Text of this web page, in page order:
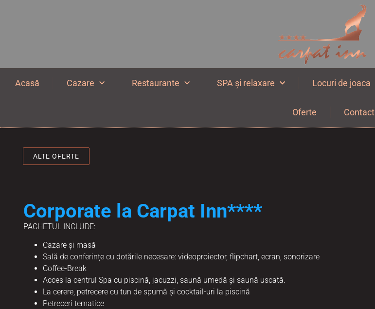
Acasă Cazare Restaurante SPA și relaxare Locuri de joaca
Oferte Contact
ALTE OFERTE
Corporate la Carpat Inn****
PACHETUL INCLUDE:
Cazare și masă
Sală de conferințe cu dotările necesare: videoproiector, flipchart, ecran, sonorizare
Coffee-Break
Acces la centrul Spa cu piscină, jacuzzi, saună umedă și saună uscată.
La cerere, petrecere cu tun de spumă și cocktail-uri la piscină
Petreceri tematice